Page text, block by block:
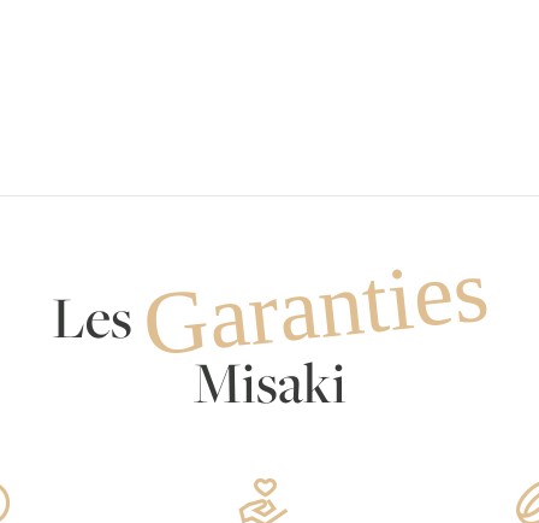
Les Garanties
Misaki